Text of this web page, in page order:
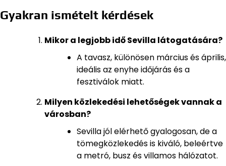
Gyakran ismételt kérdések
Mikor a legjobb idő Sevilla látogatására?
A tavasz, különösen március és április,
ideális az enyhe időjárás és a
fesztiválok miatt.
Milyen közlekedési lehetőségek vannak a
városban?
Sevilla jól elérhető gyalogosan, de a
tömegközlekedés is kiváló, beleértve
a metró, busz és villamos hálózatot.